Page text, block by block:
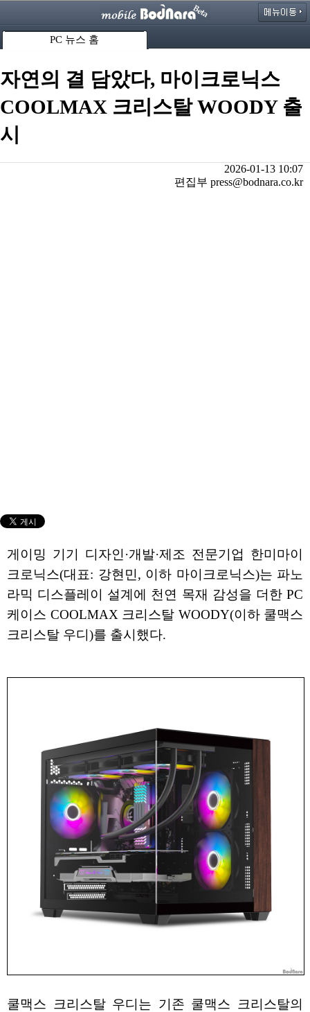
PC 뉴스 홈
자연의 결 담았다, 마이크로닉스
COOLMAX 크리스탈 WOODY 출
시
2026-01-13 10:07
편집부 press@bodnara.co.kr
게이밍 기기 디자인·개발·제조 전문기업 한미마이
크로닉스(대표: 강현민, 이하 마이크로닉스)는 파노
라믹 디스플레이 설계에 천연 목재 감성을 더한 PC
케이스 COOLMAX 크리스탈 WOODY(이하 쿨맥스
크리스탈 우디)를 출시했다.
쿨맥스 크리스탈 우디는 기존 쿨맥스 크리스탈의